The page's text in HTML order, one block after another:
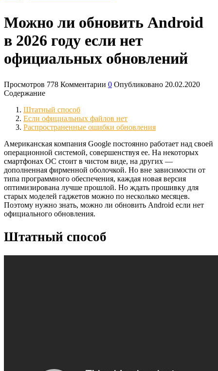
Можно ли обновить Android
в 2026 году если нет
официальных обновлений
Просмотров 778 Комментарии 0 Опубликовано 20.02.2020
Содержание
Штатный способ
Если официальных файлов нет
Распространенные ошибки обновления
Американская компания Google постоянно работает над своей
операционной системой, совершенствуя ее. На некоторых
смартфонах ОС стоит в чистом виде, на других —
дополненная фирменной оболочкой. Но вне зависимости от
типа программного обеспечения, каждая новая версия
оптимизирована лучше прошлой. Но ждать прошивку для
старых моделей гаджетов можно по несколько месяцев.
Поэтому нужно знать, можно ли обновить Android если нет
официального обновления.
Штатный способ